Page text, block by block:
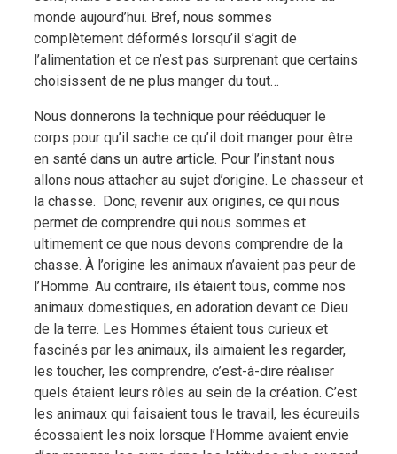
monde aujourd’hui. Bref, nous sommes
complètement déformés lorsqu’il s’agit de
l’alimentation et ce n’est pas surprenant que certains
choisissent de ne plus manger du tout…
Nous donnerons la technique pour rééduquer le
corps pour qu’il sache ce qu’il doit manger pour être
en santé dans un autre article. Pour l’instant nous
allons nous attacher au sujet d’origine. Le chasseur et
la chasse. Donc, revenir aux origines, ce qui nous
permet de comprendre qui nous sommes et
ultimement ce que nous devons comprendre de la
chasse. À l’origine les animaux n’avaient pas peur de
l’Homme. Au contraire, ils étaient tous, comme nos
animaux domestiques, en adoration devant ce Dieu
de la terre. Les Hommes étaient tous curieux et
fascinés par les animaux, ils aimaient les regarder,
les toucher, les comprendre, c’est-à-dire réaliser
quels étaient leurs rôles au sein de la création. C’est
les animaux qui faisaient tous le travail, les écureuils
écossaient les noix lorsque l’Homme avaient envie